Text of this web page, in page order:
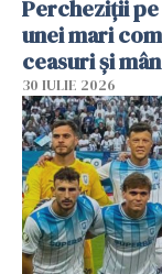
Percheziții
unei mari
ceasuri și
30 IULIE 2026